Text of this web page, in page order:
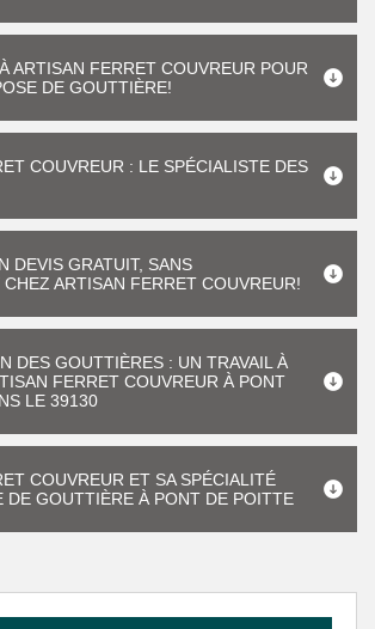
ARTISAN FERRET COUVREUR POUR
DE GOUTTIÈRE!
COUVREUR : LE SPÉCIALISTE DES
DEVIS GRATUIT, SANS
ARTISAN FERRET COUVREUR!
DES GOUTTIÈRES : UN TRAVAIL À
FERRET COUVREUR À PONT
LE 39130
COUVREUR ET SA SPÉCIALITÉ
DE GOUTTIÈRE À PONT DE POITTE